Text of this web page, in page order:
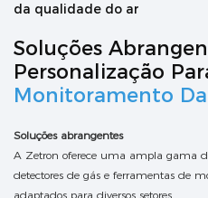
da qualidade do ar
Soluções
Personalização
Monitoramento
Soluções abrangentes
A Zetron oferece uma ampla gama
detectores de gás e ferramentas de
adaptados para diversos setores.